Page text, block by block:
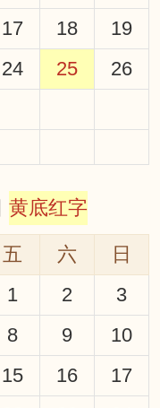
17 18
19
24 25
26
黄底红字
五 六
日
1
2
3
8 9
10
15 16
17